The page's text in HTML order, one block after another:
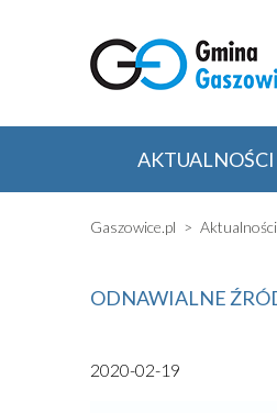
AKTUALNOŚCI
Gaszowice.pl Aktualności
ODNAWIALNE
2020-02-19